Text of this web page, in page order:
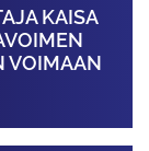
KAISA
VOIMAAN